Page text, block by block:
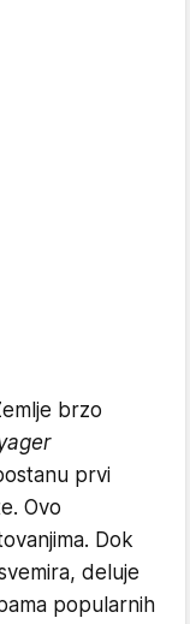
brzo
prvi
Ovo
Dok
deluje
popularnih